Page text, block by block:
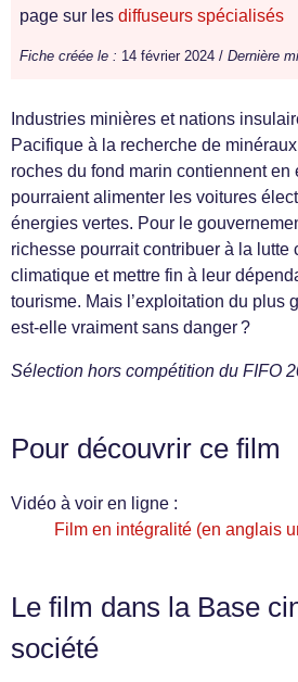
page sur les diffuseurs spécialisés
Fiche créée le : 14 février 2024 / Dernière
Industries minières et nations
Pacifique à la recherche de
roches du fond marin contiennent en
pourraient alimenter les voitures
énergies vertes. Pour le
richesse pourrait contribuer à la lutte
climatique et mettre fin à leur
tourisme. Mais l’exploitation du plus
est-elle vraiment sans danger ?
Sélection hors compétition du FIFO
Pour découvrir ce film
Vidéo à voir en ligne :
Film en intégralité (en anglais
Le film dans la Base
société